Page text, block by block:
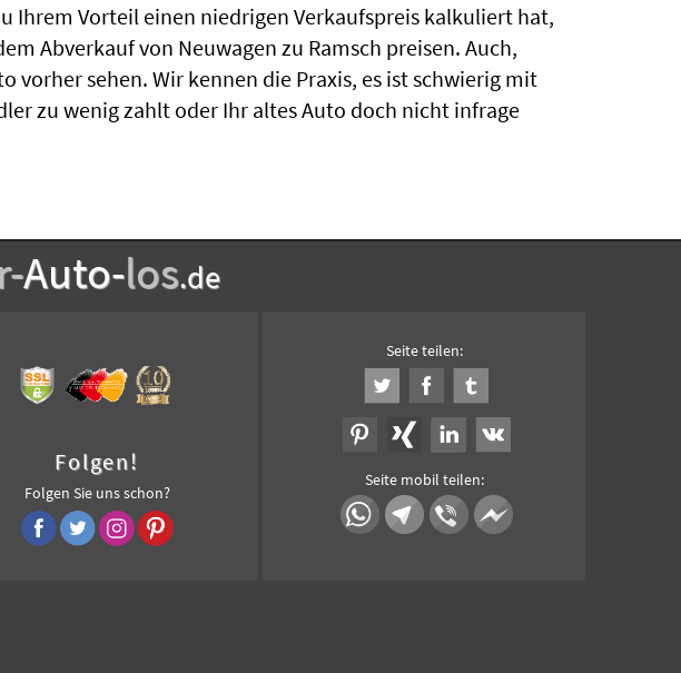
Ihrem Vorteil einen niedrigen Verkaufspreis kalkuliert hat,
Abverkauf von Neuwagen zu Ramsch preisen. Auch,
sehen. Wir kennen die Praxis, es ist schwierig mit
zu wenig zahlt oder Ihr altes Auto doch nicht infrage
Auto-los.de
Folgen!
Folgen Sie uns schon?
Seite teilen:
Seite mobil teilen: